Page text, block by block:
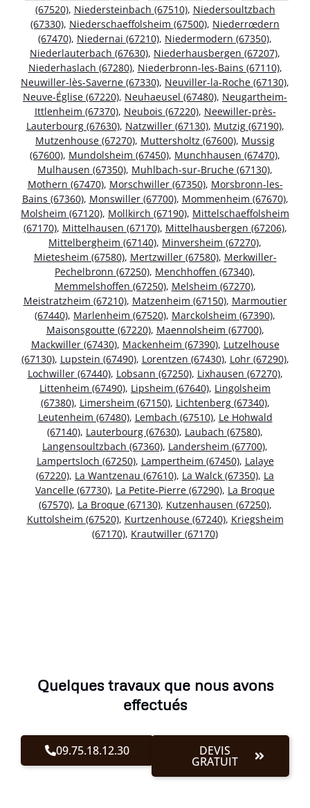
(67520), Niedersteinbach (67510), Niedersoultzbach
(67330), Niederschaeffolsheim (67500), Niederrœdern
(67470), Niedernai (67210), Niedermodern (67350),
Niederlauterbach (67630), Niederhausbergen (67207),
Niederhaslach (67280), Niederbronn-les-Bains (67110),
Neuwiller-lès-Saverne (67330), Neuviller-la-Roche (67130),
Neuve-Église (67220), Neuhaeusel (67480), Neugartheim-
Ittlenheim (67370), Neubois (67220), Neewiller-près-
Lauterbourg (67630), Natzwiller (67130), Mutzig (67190),
Mutzenhouse (67270), Muttersholtz (67600), Mussig
(67600), Mundolsheim (67450), Munchhausen (67470),
Mulhausen (67350), Muhlbach-sur-Bruche (67130),
Mothern (67470), Morschwiller (67350), Morsbronn-les-
Bains (67360), Monswiller (67700), Mommenheim (67670),
Molsheim (67120), Mollkirch (67190), Mittelschaeffolsheim
(67170), Mittelhausen (67170), Mittelhausbergen (67206),
Mittelbergheim (67140), Minversheim (67270),
Mietesheim (67580), Mertzwiller (67580), Merkwiller-
Pechelbronn (67250), Menchhoffen (67340),
Memmelshoffen (67250), Melsheim (67270),
Meistratzheim (67210), Matzenheim (67150), Marmoutier
(67440), Marlenheim (67520), Marckolsheim (67390),
Maisonsgoutte (67220), Maennolsheim (67700),
Mackwiller (67430), Mackenheim (67390), Lutzelhouse
(67130), Lupstein (67490), Lorentzen (67430), Lohr (67290),
Lochwiller (67440), Lobsann (67250), Lixhausen (67270),
Littenheim (67490), Lipsheim (67640), Lingolsheim
(67380), Limersheim (67150), Lichtenberg (67340),
Leutenheim (67480), Lembach (67510), Le Hohwald
(67140), Lauterbourg (67630), Laubach (67580),
Langensoultzbach (67360), Landersheim (67700),
Lampertsloch (67250), Lampertheim (67450), Lalaye
(67220), La Wantzenau (67610), La Walck (67350), La
Vancelle (67730), La Petite-Pierre (67290), La Broque
(67570), La Broque (67130), Kutzenhausen (67250),
Kuttolsheim (67520), Kurtzenhouse (67240), Kriegsheim
(67170), Krautwiller (67170)
Quelques travaux que nous avons
effectués
09.75.18.12.30 DEVIS
GRATUIT